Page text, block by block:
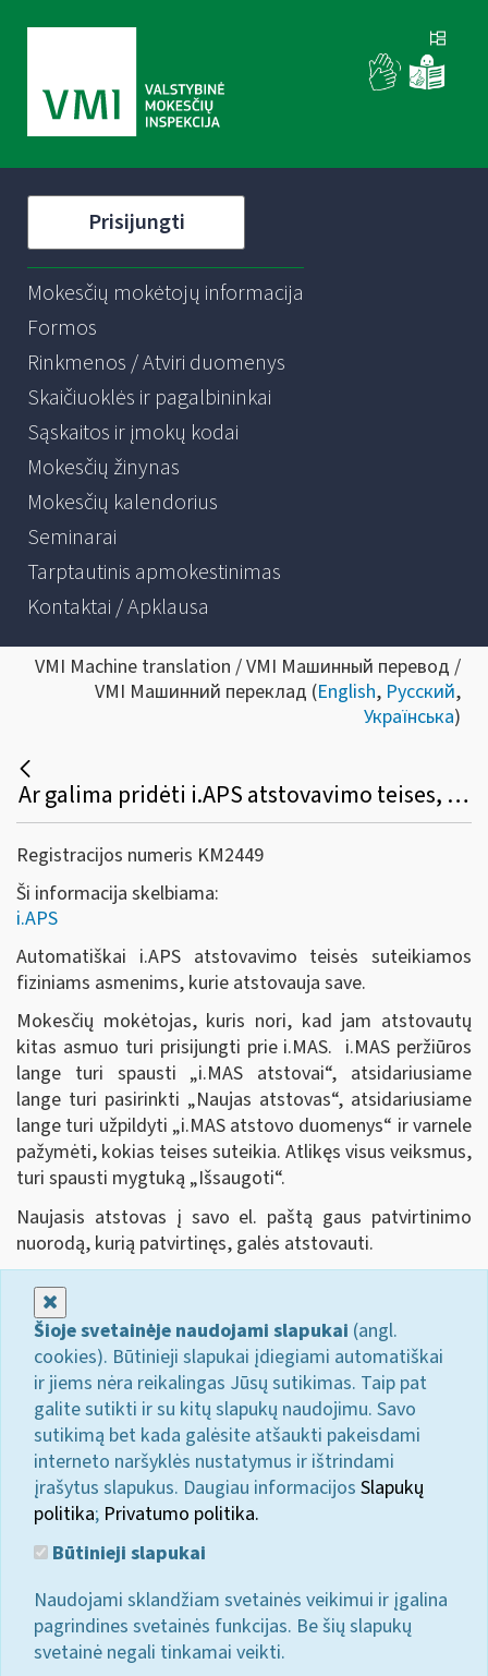
Prisijungti
Mokesčių mokėtojų informacija
Formos
Rinkmenos / Atviri duomenys
Skaičiuoklės ir pagalbininkai
Sąskaitos ir įmokų kodai
Mokesčių žinynas
Mokesčių kalendorius
Seminarai
Tarptautinis apmokestinimas
Kontaktai / Apklausa
VMI Machine translation / VMI Машинный перевод /
VMI Машинний переклад (English, Русский,
Українська)
Ar galima pridėti i.APS atstovavimo teises, kaip tai padaryti?
Registracijos numeris KM2449
Ši informacija skelbiama:
i.APS
Automatiškai i.APS atstovavimo teisės suteikiamos
fiziniams asmenims, kurie atstovauja save.
Mokesčių mokėtojas, kuris nori, kad jam atstovautų
kitas asmuo turi prisijungti prie i.MAS. i.MAS peržiūros
lange turi spausti „i.MAS atstovai“, atsidariusiame
lange turi pasirinkti „Naujas atstovas“, atsidariusiame
lange turi užpildyti „i.MAS atstovo duomenys“ ir varnele
pažymėti, kokias teises suteikia. Atlikęs visus veiksmus,
turi spausti mygtuką „Išsaugoti“.
Naujasis atstovas į savo el. paštą gaus patvirtinimo
nuorodą, kurią patvirtinęs, galės atstovauti.
Šioje svetainėje naudojami slapukai (angl.
cookies). Būtinieji slapukai įdiegiami automatiškai
ir jiems nėra reikalingas Jūsų sutikimas. Taip pat
galite sutikti ir su kitų slapukų naudojimu. Savo
sutikimą bet kada galėsite atšaukti pakeisdami
interneto naršyklės nustatymus ir ištrindami
įrašytus slapukus. Daugiau informacijos Slapukų
politika; Privatumo politika.
Būtinieji slapukai
Naudojami sklandžiam svetainės veikimui ir įgalina
pagrindines svetainės funkcijas. Be šių slapukų
svetainė negali tinkamai veikti.